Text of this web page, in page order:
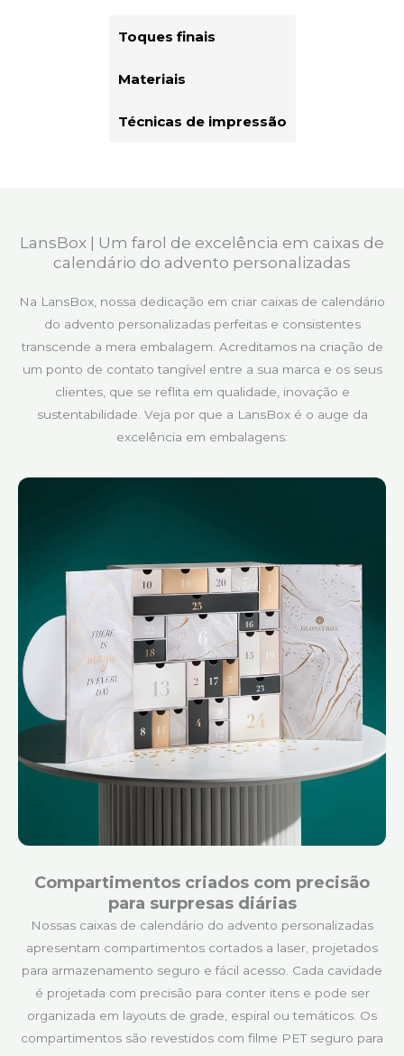
Toques finais
Materiais
Técnicas de impressão
LansBox | Um farol de excelência em caixas de
calendário do advento personalizadas
Na LansBox, nossa dedicação em criar caixas de calendário
do advento personalizadas perfeitas e consistentes
transcende a mera embalagem. Acreditamos na criação de
um ponto de contato tangível entre a sua marca e os seus
clientes, que se reflita em qualidade, inovação e
sustentabilidade. Veja por que a LansBox é o auge da
excelência em embalagens:
Compartimentos criados com precisão
para surpresas diárias
Nossas caixas de calendário do advento personalizadas
apresentam compartimentos cortados a laser, projetados
para armazenamento seguro e fácil acesso. Cada cavidade
é projetada com precisão para conter itens e pode ser
organizada em layouts de grade, espiral ou temáticos. Os
compartimentos são revestidos com filme PET seguro para